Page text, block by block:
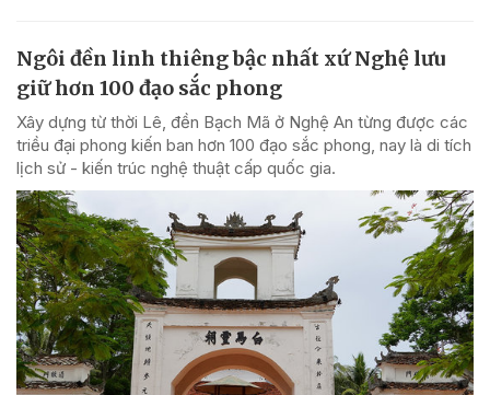
Ngôi đền linh thiêng bậc nhất xứ Nghệ lưu
giữ hơn 100 đạo sắc phong
Xây dựng từ thời Lê, đền Bạch Mã ở Nghệ An từng được các
triều đại phong kiến ban hơn 100 đạo sắc phong, nay là di tích
lịch sử - kiến trúc nghệ thuật cấp quốc gia.